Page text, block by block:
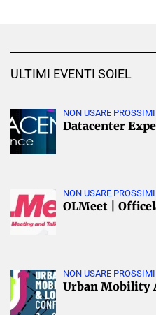
ULTIMI EVENTI SOIEL
NON USARE
Datacenter
NON USARE
OLMeet |
NON USARE
Urban Mobility